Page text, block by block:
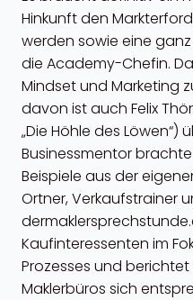
Hinkunft den
werden sowie eine
die Academy-Chefin.
Mindset und Marketing
davon ist auch Felix
„Die Höhle des Löwen“)
Businessmentor
Beispiele aus der
Ortner, Verkaufstrainer
Kaufinteressenten im
Prozesses und
Maklerbüros sich